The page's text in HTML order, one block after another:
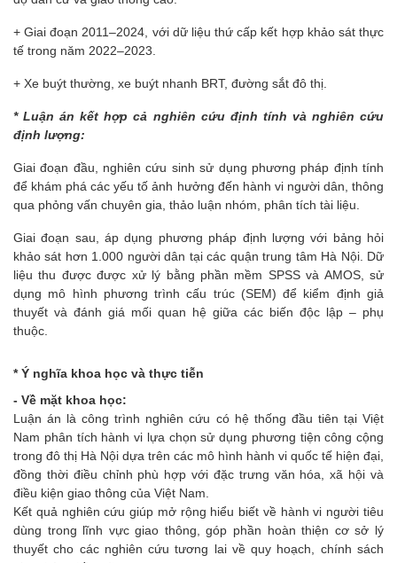
+ Giai đoạn 2011–2024, với dữ liệu thứ cấp kết hợp khảo sát thực
tế trong năm 2022–2023.
+ Xe buýt thường, xe buýt nhanh BRT, đường sắt đô thị.
* Luận án kết hợp cả nghiên cứu định tính và nghiên cứu
định lượng:
Giai đoạn đầu, nghiên cứu sinh sử dụng phương pháp định tính
để khám phá các yếu tố ảnh hưởng đến hành vi người dân, thông
qua phỏng vấn chuyên gia, thảo luận nhóm, phân tích tài liệu.
Giai đoạn sau, áp dụng phương pháp định lượng với bảng hỏi
khảo sát hơn 1.000 người dân tại các quận trung tâm Hà Nội. Dữ
liệu thu được được xử lý bằng phần mềm SPSS và AMOS, sử
dụng mô hình phương trình cấu trúc (SEM) để kiểm định giả
thuyết và đánh giá mối quan hệ giữa các biến độc lập – phụ
thuộc.
* Ý nghĩa khoa học và thực tiễn
- Về mặt khoa học:
Luận án là công trình nghiên cứu có hệ thống đầu tiên tại Việt
Nam phân tích hành vi lựa chọn sử dụng phương tiện công cộng
trong đô thị Hà Nội dựa trên các mô hình hành vi quốc tế hiện đại,
đồng thời điều chỉnh phù hợp với đặc trưng văn hóa, xã hội và
điều kiện giao thông của Việt Nam.
Kết quả nghiên cứu giúp mở rộng hiểu biết về hành vi người tiêu
dùng trong lĩnh vực giao thông, góp phần hoàn thiện cơ sở lý
thuyết cho các nghiên cứu tương lai về quy hoạch, chính sách